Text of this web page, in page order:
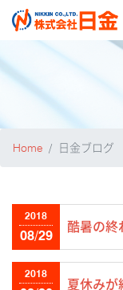
Home 日金ブログ
2018
08/29
酷暑の終
2018
夏休み